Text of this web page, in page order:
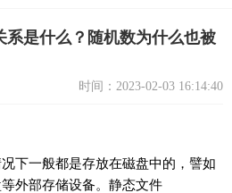
系是什么？随机数为什么也被
时间：2023-02-03 16:14:40
下一般都是存放在磁盘中的，譬如
外部存储设备。静态文件